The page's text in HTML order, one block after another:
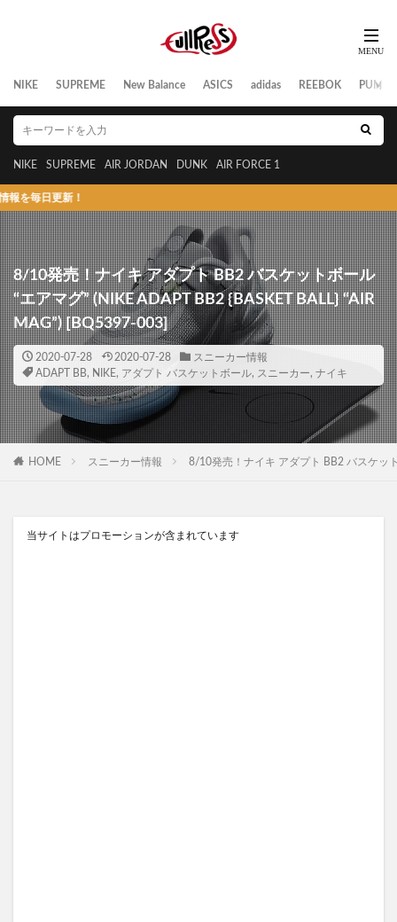
NIKE SUPREME New Balance ASICS adidas REEBOK PUMA
NIKE SUPREME AIR JORDAN DUNK AIR FORCE 1
！
8/10発売！ナイキ アダプト BB2 バスケットボール
“エアマグ” (NIKE ADAPT BB2 {BASKET BALL} “AIR
MAG”) [BQ5397-003]
2020-07-28 2020-07-28
スニーカー情報
ADAPT BB, NIKE, アダプト バスケットボール, スニーカー, ナイキ
HOME スニーカー情報 8/10発売！ナイキ アダプト BB2 バスケッ
当サイトはプロモーションが含まれています